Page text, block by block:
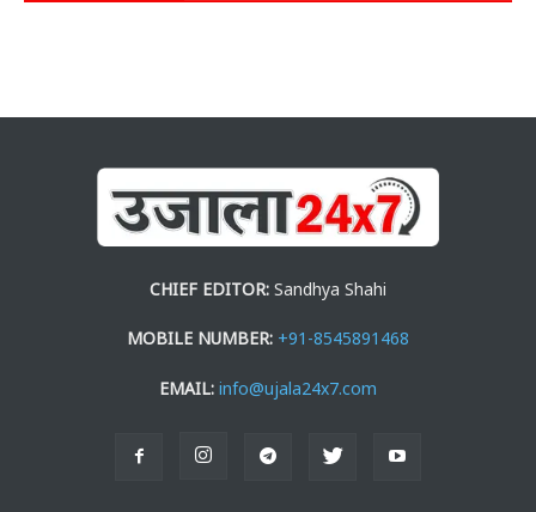
CHIEF EDITOR: Sandhya Shahi
MOBILE NUMBER: +91-8545891468
EMAIL: info@ujala24x7.com